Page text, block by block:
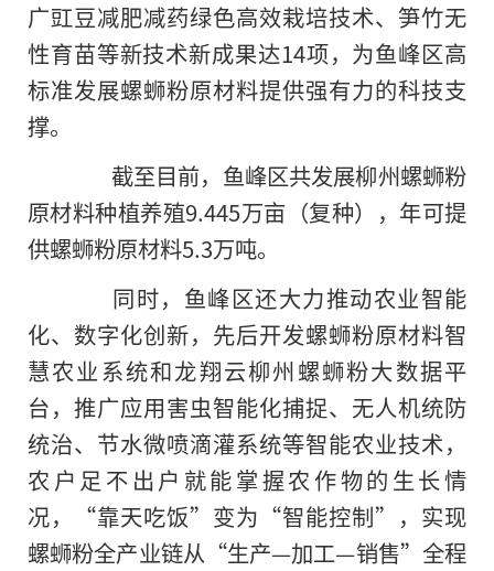
广豇豆减肥减药绿色高效栽培技术、笋竹无
性育苗等新技术新成果达14项，为鱼峰区高
标准发展螺蛳粉原材料提供强有力的科技支
撑。
截至目前，鱼峰区共发展柳州螺蛳粉
原材料种植养殖9.445万亩（复种），年可提
供螺蛳粉原材料5.3万吨。
同时，鱼峰区还大力推动农业智能
化、数字化创新，先后开发螺蛳粉原材料智
慧农业系统和龙翔云柳州螺蛳粉大数据平
台，推广应用害虫智能化捕捉、无人机统防
统治、节水微喷滴灌系统等智能农业技术，
农户足不出户就能掌握农作物的生长情
况，“靠天吃饭”变为“智能控制”，实现
螺蛳粉全产业链从“生产—加工—销售”全程